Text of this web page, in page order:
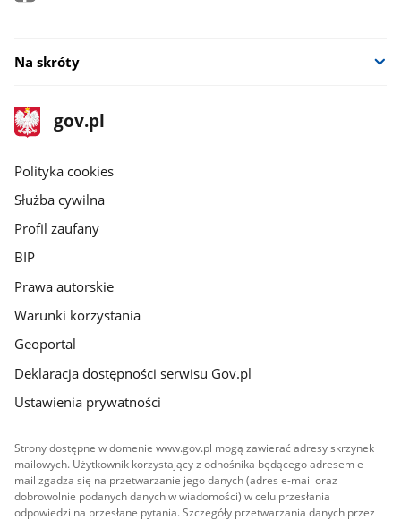
Na skróty
stopka
gov.pl
Strona
gov.pl
gov.pl
Polityka cookies
Służba cywilna
Profil zaufany
BIP
Prawa autorskie
Warunki korzystania
Geoportal
Deklaracja dostępności serwisu Gov.pl
Ustawienia prywatności
Strony dostępne w domenie www.gov.pl mogą zawierać adresy skrzynek
mailowych. Użytkownik korzystający z odnośnika będącego adresem e-
mail zgadza się na przetwarzanie jego danych (adres e-mail oraz
dobrowolnie podanych danych w wiadomości) w celu przesłania
odpowiedzi na przesłane pytania. Szczegóły przetwarzania danych przez